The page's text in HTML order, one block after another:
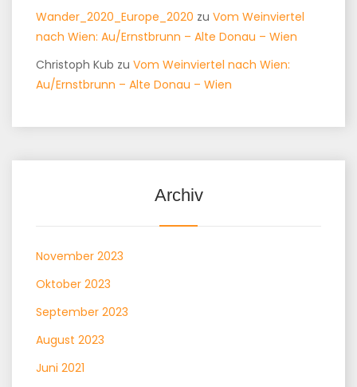
Wander_2020_Europe_2020 zu Vom Weinviertel
nach Wien: Au/Ernstbrunn – Alte Donau – Wien
Christoph Kub zu Vom Weinviertel nach Wien:
Au/Ernstbrunn – Alte Donau – Wien
Archiv
November 2023
Oktober 2023
September 2023
August 2023
Juni 2021